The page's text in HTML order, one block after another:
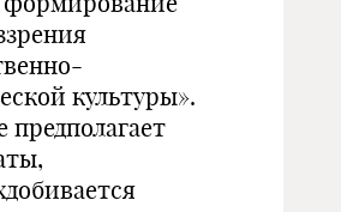
культуры».
предполагает